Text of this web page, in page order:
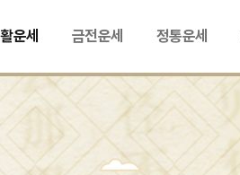
운세 금전운세 정통운세